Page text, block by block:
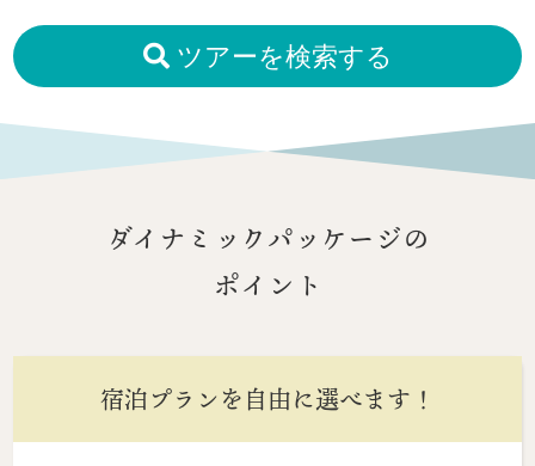
ツアーを検索する
ダイナミックパッケージの
ポイント
宿泊プランを自由に選べます！